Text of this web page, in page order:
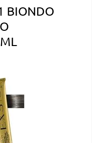
BIONDO